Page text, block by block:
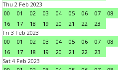
Thu 2 Feb 2023
00
01 02 03 04 05 06 07 08
16
17 18 19 20 21 22
23
Fri 3 Feb 2023
00
01 02 03 04 05 06 07 08
16
17 18 19 20 21 22
23
Sat 4 Feb 2023